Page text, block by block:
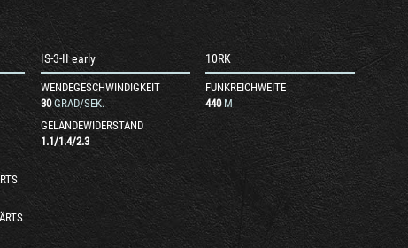
IS-3-II early
WENDEGESCHWINDIGKEIT
30 GRAD/SEK.
GELÄNDEWIDERSTAND
1.1/1.4/2.3
10RK
FUNKREICHWEITE
440 M